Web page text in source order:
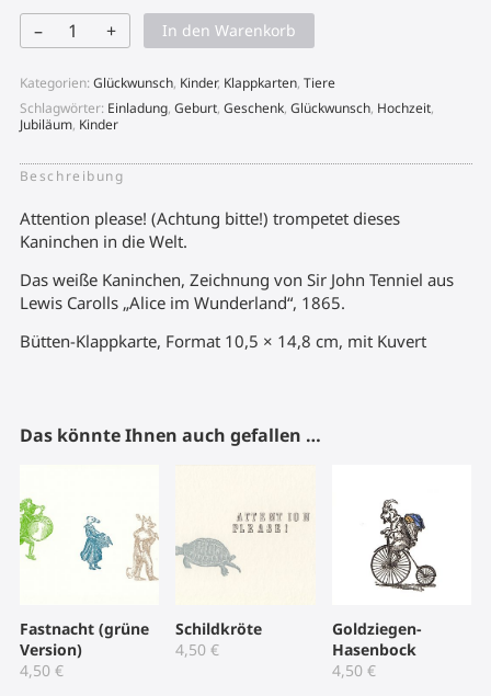
–
Kaninchen
Menge
+ In den Warenkorb
Kategorien: Glückwunsch, Kinder, Klappkarten, Tiere
Schlagwörter: Einladung, Geburt, Geschenk, Glückwunsch, Hochzeit,
Jubiläum, Kinder
Beschreibung
Attention please! (Achtung bitte!) trompetet dieses
Kaninchen in die Welt.
Das weiße Kaninchen, Zeichnung von Sir John Tenniel aus
Lewis Carolls „Alice im Wunderland“, 1865.
Bütten-Klappkarte, Format 10,5 × 14,8 cm, mit Kuvert
Das könnte Ihnen auch gefallen …
Fastnacht (grüne
Version)
4,50 €
Schildkröte
4,50€
Goldziegen-
Hasenbock
4,50 €